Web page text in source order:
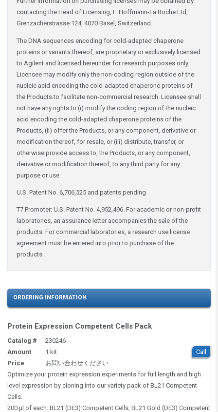
contacting the Head of Licensing, F. Hoffmann-La Roche Ltd,
Grenzacherstrasse 124, 4070 Basel, Switzerland.
The DNA sequences encoding for cold-adapted chaperone
proteins or variants thereof, are proprietary or exclusively licensed
to Agilent and licensed hereunder for research purposes only.
Licensee may modify only the non-coding region outside of the
nucleic acid encoding the cold-adapted chaperone proteins of
the Products to facilitate non-commercial research. Licensee shall
not have any rights to (i) modify the coding region of the nucleic
acid encoding the cold-adapted chaperone proteins of the
Products, (ii) offer the Products, or any component, derivative or
modification thereof, for resale, or (iii) distribute, transfer, or
otherwise provide access to, the Products, or any component,
derivative or modification thereof, to any third party for any
purpose or use.
U.S. Patent No. 6,706,525 and patents pending
T7 Promoter: U.S. Patent No. 4,952,496. For academic or non-profit
laboratories, an assurance letter accompanies the sale of the
products. For commercial laboratories, a research use license
agreement must be entered into prior to purchase of the
products.
ORDERING INFORMATION
Protein Expression Competent Cells Pack
Catalog #
230246
Call
Amount
1 kit
Price
お問い合わせください
Optimize your protein expression experiments for full length and high
level expression by cloning into our variety pack of BL21 Competent
Cells.
200 µl of each: BL21 (DE3) Competent Cells, BL21 Gold (DE3) Competent